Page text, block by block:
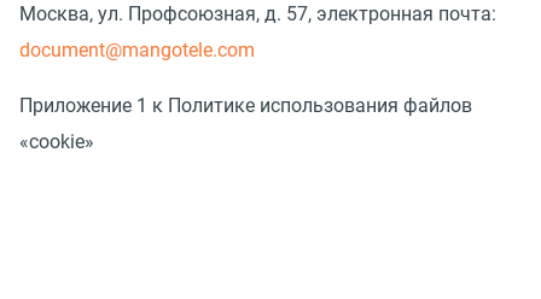
Москва, ул. Профсоюзная, д. 57, электронная почта:
document@mangotele.com
Приложение 1 к Политике использования файлов
«cookie»